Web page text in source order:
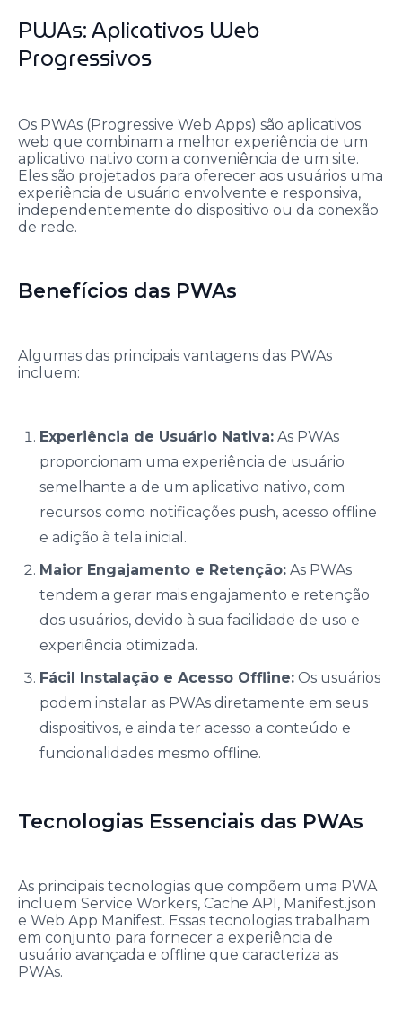
PWAs: Aplicativos Web
Progressivos
Os PWAs (Progressive Web Apps) são aplicativos
web que combinam a melhor experiência de um
aplicativo nativo com a conveniência de um site.
Eles são projetados para oferecer aos usuários uma
experiência de usuário envolvente e responsiva,
independentemente do dispositivo ou da conexão
de rede.
Benefícios das PWAs
Algumas das principais vantagens das PWAs
incluem:
Experiência de Usuário Nativa: As PWAs
proporcionam uma experiência de usuário
semelhante a de um aplicativo nativo, com
recursos como notificações push, acesso offline
e adição à tela inicial.
Maior Engajamento e Retenção: As PWAs
tendem a gerar mais engajamento e retenção
dos usuários, devido à sua facilidade de uso e
experiência otimizada.
Fácil Instalação e Acesso Offline: Os usuários
podem instalar as PWAs diretamente em seus
dispositivos, e ainda ter acesso a conteúdo e
funcionalidades mesmo offline.
Tecnologias Essenciais das PWAs
As principais tecnologias que compõem uma PWA
incluem Service Workers, Cache API, Manifest.json
e Web App Manifest. Essas tecnologias trabalham
em conjunto para fornecer a experiência de
usuário avançada e offline que caracteriza as
PWAs.